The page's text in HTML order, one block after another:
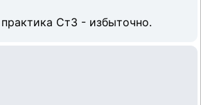
Ст3 - избыточно.